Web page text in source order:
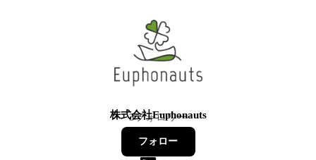
株式会社Euphonauts
3フォロワー
フォロー